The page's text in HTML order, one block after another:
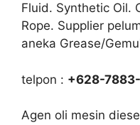
Fluid. Synthetic Oil.
Rope. Supplier
aneka Grease/
telpon : +628-
Agen oli mesin